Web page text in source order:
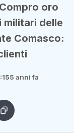
oro
militari delle
Comasco:
5 anni fa